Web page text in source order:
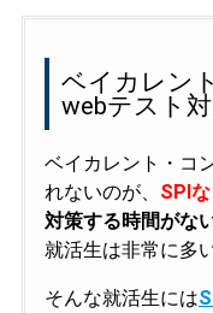
ベイカレン
webテスト
ベイカレント・コ
れないのが、 SPI
対策する時間がな
就活生は非常に多
そんな就活生には